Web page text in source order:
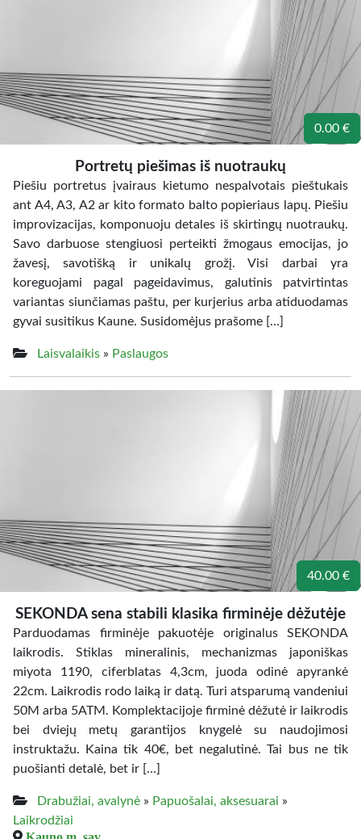
0.00 €
Portretų piešimas iš nuotraukų
Piešiu portretus įvairaus kietumo nespalvotais pieštukais
ant A4, A3, A2 ar kito formato balto popieriaus lapų. Piešiu
improvizacijas, komponuoju detales iš skirtingų nuotraukų.
Savo darbuose stengiuosi perteikti žmogaus emocijas, jo
žavesį, savotišką ir unikalų grožį. Visi darbai yra
koreguojami pagal pageidavimus, galutinis patvirtintas
variantas siunčiamas paštu, per kurjerius arba atiduodamas
gyvai susitikus Kaune. Susidomėjus prašome […]
Laisvalaikis » Paslaugos
40.00 €
SEKONDA sena stabili klasika firminėje dėžutėje
Parduodamas firminėje pakuotėje originalus SEKONDA
laikrodis. Stiklas mineralinis, mechanizmas japoniškas
miyota 1190, ciferblatas 4,3cm, juoda odinė apyrankė
22cm. Laikrodis rodo laiką ir datą. Turi atsparumą vandeniui
50M arba 5ATM. Komplektacijoje firminė dėžutė ir laikrodis
bei dviejų metų garantijos knygelė su naudojimosi
instruktažu. Kaina tik 40€, bet negalutinė. Tai bus ne tik
puošianti detalė, bet ir […]
Drabužiai, avalynė » Papuošalai, aksesuarai »
Laikrodžiai